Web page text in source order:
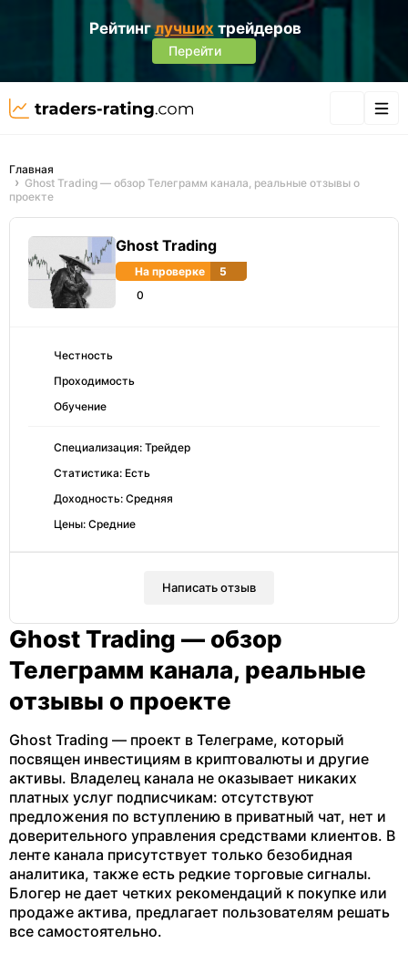
Рейтинглучших трейдеров
Перейти
Главная
Ghost Trading — обзор Телеграмм канала, реальные отзывы о
проекте
Ghost Trading
На проверке
5
0
Честность
Проходимость
Обучение
Специализация: Трейдер
Статистика: Есть
Доходность: Средняя
Цены: Средние
Написать отзыв
Ghost Trading — обзор
Телеграмм канала, реальные
отзывы о проекте
Ghost Trading — проект в Телеграме, который
посвящен инвестициям в криптовалюты и другие
активы. Владелец канала не оказывает никаких
платных услуг подписчикам: отсутствуют
предложения по вступлению в приватный чат, нет и
доверительного управления средствами клиентов. В
ленте канала присутствует только безобидная
аналитика, также есть редкие торговые сигналы.
Блогер не дает четких рекомендаций к покупке или
продаже актива, предлагает пользователям решать
все самостоятельно.